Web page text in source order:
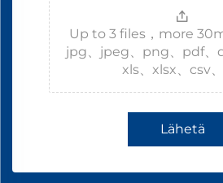
Up to 3 files，more
jpg、jpeg、png、pdf、
xls、xlsx、csv
Lähetä